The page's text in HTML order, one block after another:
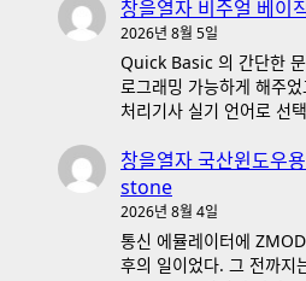
창을열자 비주얼 베이
2026년 8월 5일
Quick Basic 의 간단한
로그래밍 가능하게 해주
처리기사 실기 언어로 선
창을열자 국산윈도우
stone
2026년 8월 4일
통신 에뮬레이터에
후의 일이었다. 그 전까지